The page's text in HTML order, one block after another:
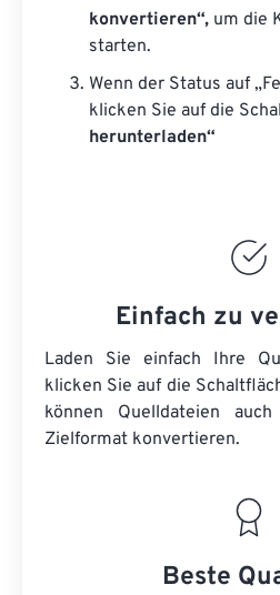
konvertieren“, um die
starten.
Wenn der Status auf
klicken Sie auf die
herunterladen“
Einfach zu
Laden Sie einfach Ihre
klicken Sie auf die
können Quelldateien
Zielformat konvertieren.
Beste